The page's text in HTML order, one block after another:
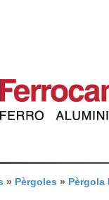
» Pèrgoles » Pèrgola